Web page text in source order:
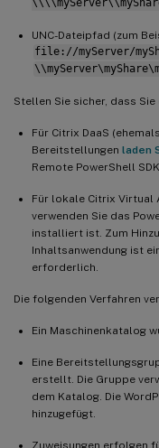
UNC-Dateipfad (zum
file://myServer/
Stellen Sie sicher, dass Sie
Für Citrix DaaS
Bereitstellungen laden
Remote PowerShell
Für lokale Citrix Virtual
verwenden Sie das
installiert ist. Zum
Inhaltsanwendung ist
erforderlich.
Die folgenden Verfahren
Ein Maschinenkatalog
Eine
erstellt. Die Gruppe
dem Katalog. Die
hinzugefügt.
Zuweisungen erfolgen